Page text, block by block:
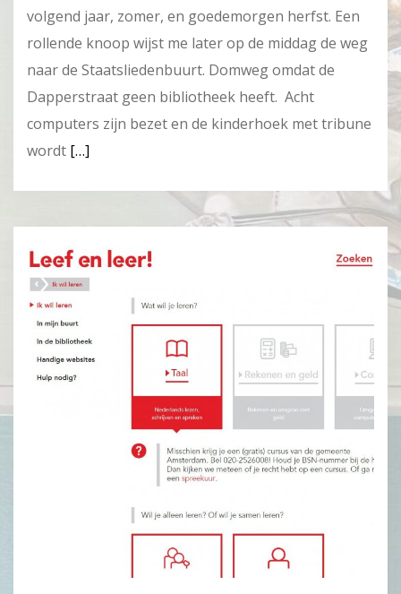
volgend jaar, zomer, en goedemorgen herfst. Een
rollende knoop wijst me later op de middag de weg
naar de Staatsliedenbuurt. Domweg omdat de
Dapperstraat geen bibliotheek heeft. Acht
computers zijn bezet en de kinderhoek met tribune
wordt […]